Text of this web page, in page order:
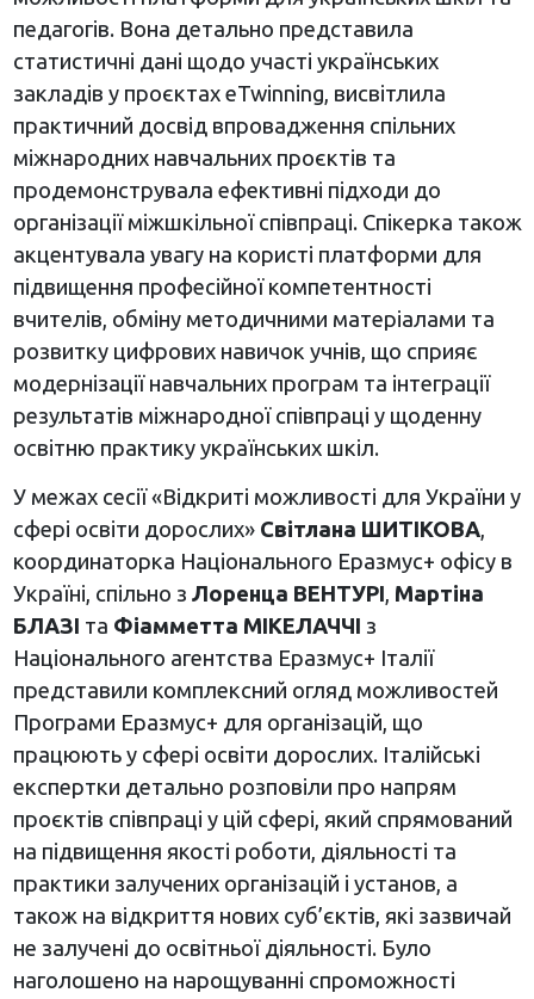
педагогів. Вона детально представила
статистичні дані щодо участі українських
закладів у проєктах eTwinning, висвітлила
практичний досвід впровадження спільних
міжнародних навчальних проєктів та
продемонструвала ефективні підходи до
організації міжшкільної співпраці. Спікерка також
акцентувала увагу на користі платформи для
підвищення професійної компетентності
вчителів, обміну методичними матеріалами та
розвитку цифрових навичок учнів, що сприяє
модернізації навчальних програм та інтеграції
результатів міжнародної співпраці у щоденну
освітню практику українських шкіл.
У межах сесії «Відкриті можливості для України у
сфері освіти дорослих» Світлана ШИТІКОВА,
координаторка Національного Еразмус+ офісу в
Україні, спільно з Лоренца ВЕНТУРІ, Мартіна
БЛАЗІ та Фіамметта МІКЕЛАЧЧІ з
Національного агентства Еразмус+ Італії
представили комплексний огляд можливостей
Програми Еразмус+ для організацій, що
працюють у сфері освіти дорослих. Італійські
експертки детально розповіли про напрям
проєктів співпраці у цій сфері, який спрямований
на підвищення якості роботи, діяльності та
практики залучених організацій і установ, а
також на відкриття нових суб’єктів, які зазвичай
не залучені до освітньої діяльності. Було
наголошено на нарощуванні спроможності